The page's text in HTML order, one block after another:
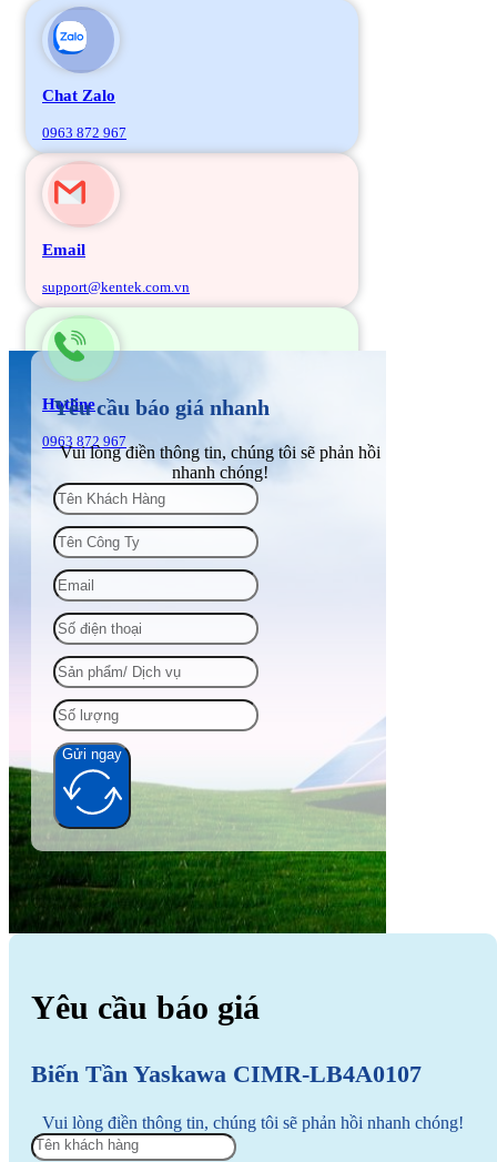
Chat Zalo
0963 872 967
Email
support@kentek.com.vn
Hotline
0963 872 967
Yêu cầu báo giá nhanh
Vui lòng điền thông tin, chúng tôi sẽ phản hồi
nhanh chóng!
Gửi ngay
Yêu cầu báo giá
Biến Tần Yaskawa CIMR-LB4A0107
Vui lòng điền thông tin, chúng tôi sẽ phản hồi nhanh chóng!